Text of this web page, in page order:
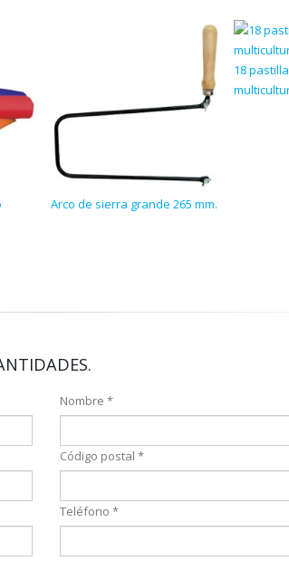
Arco de sierra grande 265 mm.
18
Nombre *
Código postal *
Teléfono *